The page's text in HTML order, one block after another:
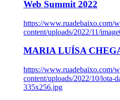
Web Summit 2022
https://www.ruadebaixo.com/
content/uploads/2022/11/
MARIA LUÍSA
https://www.ruadebaixo.com/
content/uploads/2022/10/lota-
335x256.jpg